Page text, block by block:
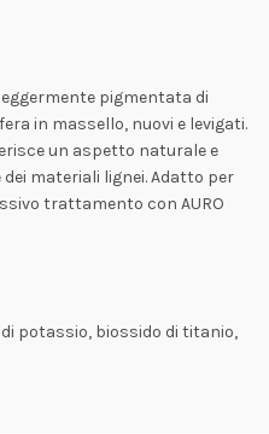
pigmentata di
in massello, nuovi e levigati.
un aspetto naturale e
materiali lignei. Adatto per
trattamento con AURO
potassio, biossido di titanio,